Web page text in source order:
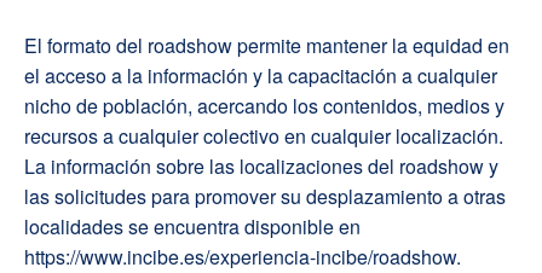
El formato del roadshow permite mantener la equidad en
el acceso a la información y la capacitación a cualquier
nicho de población, acercando los contenidos, medios y
recursos a cualquier colectivo en cualquier localización.
La información sobre las localizaciones del roadshow y
las solicitudes para promover su desplazamiento a otras
localidades se encuentra disponible en
https://www.incibe.es/experiencia-incibe/roadshow.